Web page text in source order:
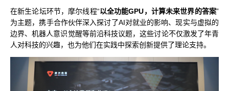
在新生论坛环节，摩尔线程“以全功能GPU，计算未来世界的答案”
为主题，携手合作伙伴深入探讨了AI对就业的影响、现实与虚拟的
边界、机器人意识觉醒等前沿科技议题，这些讨论不仅激发了年青
人对科技的兴趣，也为他们在实践中探索创新提供了理论支持。